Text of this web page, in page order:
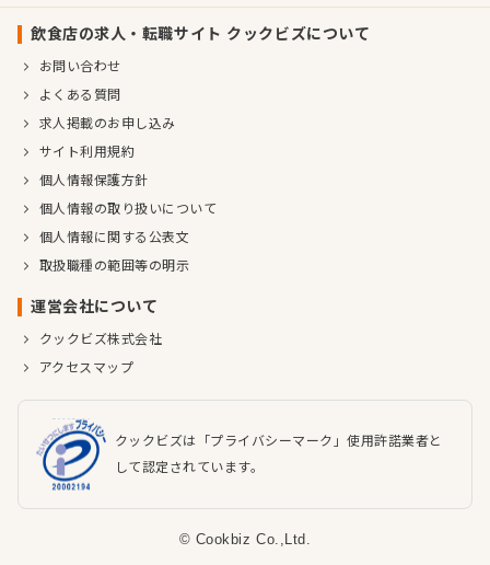
飲食店の求人・転職サイト クックビズについて
お問い合わせ
よくある質問
求人掲載のお申し込み
サイト利用規約
個人情報保護方針
個人情報の取り扱いについて
個人情報に関する公表文
取扱職種の範囲等の明示
運営会社について
クックビズ株式会社
アクセスマップ
クックビズは「プライバシーマーク」使用許諾業者と
して認定されています。
© Cookbiz Co.,Ltd.